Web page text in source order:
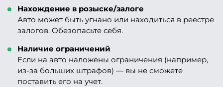
Нахождение в розыске/залоге
Авто может быть угнано или находиться в реестре
залогов. Обезопасьте себя.
Наличие ограничений
Если на авто наложены ограничения (например,
из-за больших штрафов) — вы не сможете
поставить его на учет.